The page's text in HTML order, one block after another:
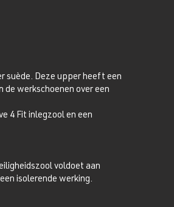
suède. Deze upper heeft een
werkschoenen over een
4 Fit inlegzool en een
voldoet aan
isolerende werking.